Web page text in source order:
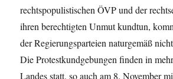
rechtspopulistischen ÖVP und der
ihren berechtigten Unmut kundtun,
der Regierungsparteien naturgemäß
Die Protestkundgebungen finden in
Landes statt, so auch am 8. November